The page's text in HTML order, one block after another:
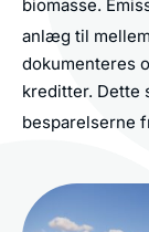
biomasse.
anlæg til
dokumenteres
kreditter. Dette
besparelserne